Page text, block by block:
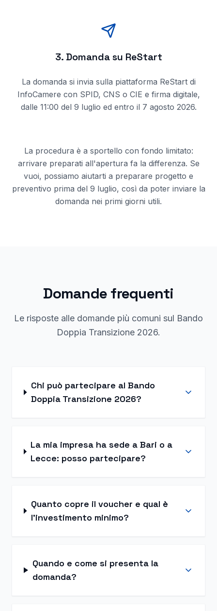
3. Domanda su ReStart
La domanda si invia sulla piattaforma ReStart di
InfoCamere con SPID, CNS o CIE e firma digitale,
dalle 11:00 del 9 luglio ed entro il 7 agosto 2026.
La procedura è a sportello con fondo limitato:
arrivare preparati all'apertura fa la differenza. Se
vuoi, possiamo aiutarti a preparare progetto e
preventivo prima del 9 luglio, così da poter inviare la
domanda nei primi giorni utili.
Domande frequenti
Le risposte alle domande più comuni sul Bando
Doppia Transizione 2026.
Chi può partecipare al Bando
Doppia Transizione 2026?
La mia impresa ha sede a Bari o a
Lecce: posso partecipare?
Quanto copre il voucher e qual è
l'investimento minimo?
Quando e come si presenta la
domanda?